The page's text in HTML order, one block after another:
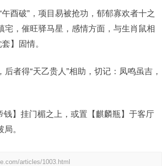
酉破”，项目易被抢功，郁郁寡欢者十之
宅，催旺驿马星，感情方面，与生肖鼠相
】固情。
者得“天乙贵人”相助，切记：凤鸣虽吉，
】挂门楣之上，或置【麒麟瓶】于客厅
。
articles/1003.html